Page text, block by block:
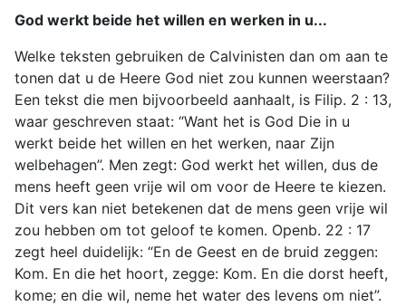
God werkt beide het willen en werken in u...
Welke teksten gebruiken de Calvinisten dan om aan te
tonen dat u de Heere God niet zou kunnen weerstaan?
Een tekst die men bijvoorbeeld aanhaalt, is Filip. 2 : 13,
waar geschreven staat: “Want het is God Die in u
werkt beide het willen en het werken, naar Zijn
welbehagen”. Men zegt: God werkt het willen, dus de
mens heeft geen vrije wil om voor de Heere te kiezen.
Dit vers kan niet betekenen dat de mens geen vrije wil
zou hebben om tot geloof te komen. Openb. 22 : 17
zegt heel duidelijk: “En de Geest en de bruid zeggen:
Kom. En die het hoort, zegge: Kom. En die dorst heeft,
kome; en die wil, neme het water des levens om niet”.